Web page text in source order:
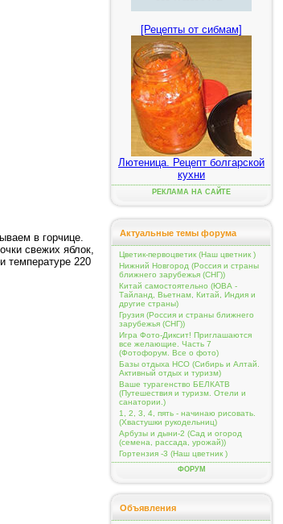
в горчице.
свежих яблок,
температуре 220
[Рецепты от сибмам]
Лютеница. Рецепт болгарской
кухни
РЕКЛАМА НА САЙТЕ
Актуальные темы форума
Цветик-первоцветик (Наш цветник )
Нижний Новгород (Россия и страны
ближнего зарубежья (СНГ))
Китай самостоятельно (ЮВА -
Тайланд, Вьетнам, Китай, Индия и
другие страны)
Грузия (Россия и страны ближнего
зарубежья (СНГ))
Игра Фото-Диксит! Приглашаются
все желающие. Часть 7
(Фотофорум. Все о фото)
Базы отдыха НСО (Сибирь и Алтай.
Активный отдых и туризм)
Ваше турагенство БЕЛКАТВ
(Путешествия и туризм. Отели и
санатории.)
1, 2, 3, 4, пять - начинаю рисовать.
(Хвастушки рукодельниц)
Арбузы и дыни-2 (Сад и огород
(семена, рассада, урожай))
Гортензия -3 (Наш цветник )
ФОРУМ
Объявления